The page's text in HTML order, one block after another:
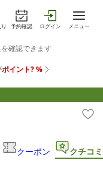
予約確認 ログイン メニュー
クーポン クチコミ